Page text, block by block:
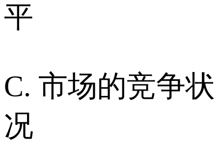
平
C. 市场的竞争状
况